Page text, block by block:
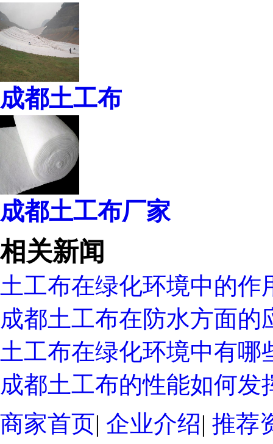
成都土工布
成都土工布厂家
相关新闻
土工布在绿化环境中的作
成都土工布在防水方面的
土工布在绿化环境中有哪
成都土工布的性能如何发
商家首页| 企业介绍| 推荐